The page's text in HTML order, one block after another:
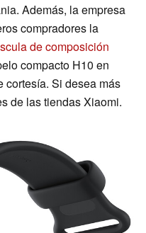
Además, la empresa
compradores la
de composición
compacto H10 en
cortesía. Si desea más
de las tiendas Xiaomi.